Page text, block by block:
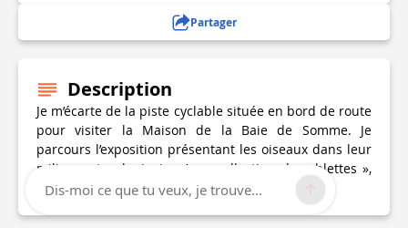
Partager
Description
Je m’écarte de la piste cyclable située en bord de route
pour visiter la Maison de la Baie de Somme. Je
parcours l’exposition présentant les oiseaux dans leur
milieu naturel, ainsi qu’une collection de « blettes »,
ces oiseaux sculptés en bois et peints.
Dis-moi ce que tu veux, je trouve...